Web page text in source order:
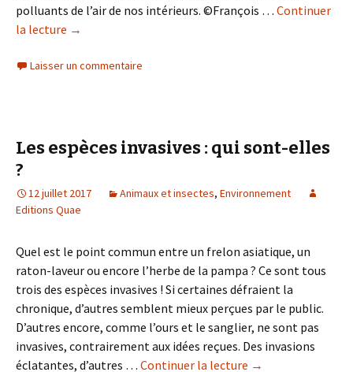
polluants de l’air de nos intérieurs. ©François … Continuer
la lecture de
plantes
l’air
des
?
→
Laisser un commentaire
Les espèces invasives : qui sont-elles
?
12 juillet 2017 Animaux et insectes, Environnement
Editions Quae
Quel est le point commun entre un frelon asiatique, un
raton-laveur ou encore l’herbe de la pampa ? Ce sont tous
trois des espèces invasives ! Si certaines défraient la
chronique, d’autres semblent mieux perçues par le public.
D’autres encore, comme l’ours et le sanglier, ne sont pas
invasives, contrairement aux idées reçues. Des invasions
éclatantes, d’autres … Continuer la lecture de
→